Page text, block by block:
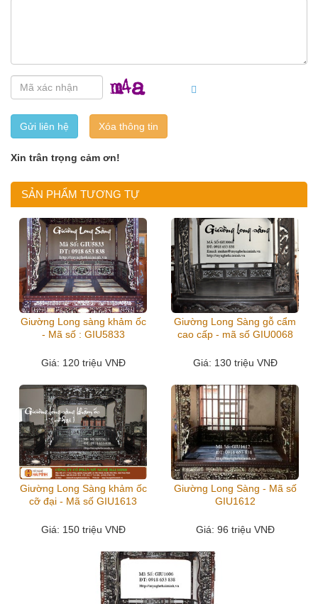
Gửi liên hệ
Xin trân trọng cảm ơn!
SẢN PHẨM TƯƠNG TỰ
Giường Long sàng khảm ốc
- Mã số : GIU5833
Giá: 120 triệu VNĐ
Giường Long Sàng gỗ cẩm
cao cấp - mã số GIU0068
Giá: 130 triệu VNĐ
Giường Long Sàng khảm ốc
cỡ đại - Mã số GIU1613
Giá: 150 triệu VNĐ
Giường Long Sàng - Mã số
GIU1612
Giá: 96 triệu VNĐ